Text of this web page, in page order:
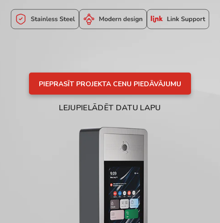
PIEPRASĪT PROJEKTA CENU PIEDĀVĀJUMU
LEJUPIELĀDĒT DATU LAPU